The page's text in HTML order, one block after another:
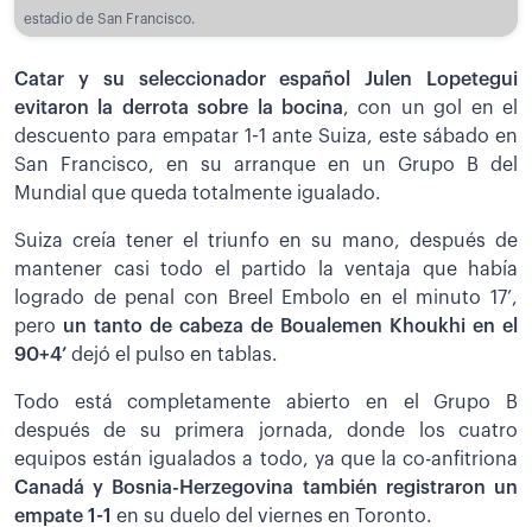
estadio de San Francisco.
Catar y su seleccionador español Julen Lopetegui
evitaron la derrota sobre la bocina, con un gol en el
descuento para empatar 1-1 ante Suiza, este sábado en
San Francisco, en su arranque en un Grupo B del
Mundial que queda totalmente igualado.
Suiza creía tener el triunfo en su mano, después de
mantener casi todo el partido la ventaja que había
logrado de penal con Breel Embolo en el minuto 17’,
pero un tanto de cabeza de Boualemen Khoukhi en el
90+4’ dejó el pulso en tablas.
Todo está completamente abierto en el Grupo B
después de su primera jornada, donde los cuatro
equipos están igualados a todo, ya que la co-anfitriona
Canadá y Bosnia-Herzegovina también registraron un
empate 1-1 en su duelo del viernes en Toronto.